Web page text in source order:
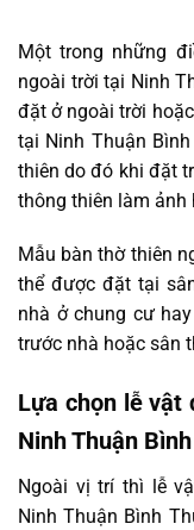
Một trong những
ngoài trời tại Ninh
đặt ở ngoài trời
tại Ninh Thuận
thiên do đó khi đặt
thông thiên làm ảnh
Mẫu bàn thờ thiên
thể được đặt tại
nhà ở chung cư
trước nhà hoặc sân
Lựa chọn lễ
Ninh Thuận
Ngoài vị trí thì lễ
Ninh Thuận Bình